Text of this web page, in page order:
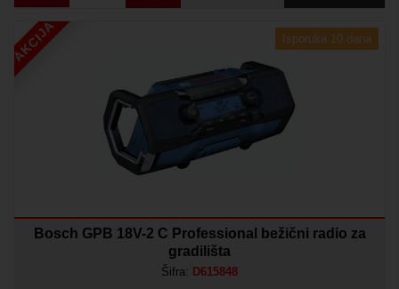
AKCIJA Isporuka 10 dana
Bosch GPB 18V-2 C Professional bežični radio za
gradilišta
Šifra: D615848